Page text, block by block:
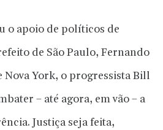
o apoio de políticos de
de São Paulo, Fernando
Nova York, o progressista Bill
– até agora, em vão – a
Justiça seja feita,